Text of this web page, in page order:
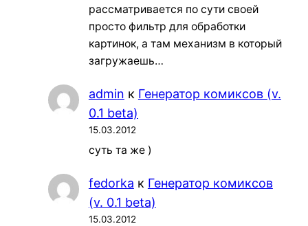
рассматривается по сути своей
просто фильтр для обработки
картинок, а там механизм в который
загружаешь…
admin к Генератор комиксов (v.
0.1 beta)
15.03.2012
суть та же )
fedorka к Генератор комиксов
(v. 0.1 beta)
15.03.2012